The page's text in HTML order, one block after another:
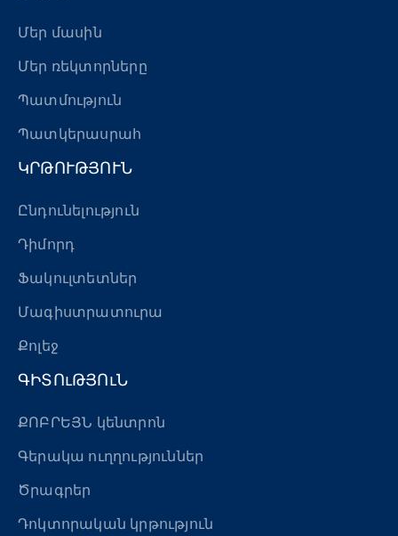
Մեր մասին
Մեր ռեկտորները
Պատմություն
Պատկերասրահ
ԿՐԹՈՒԹՅՈՒՆ
Ընդունելություն
Դիմորդ
Ֆակուլտետներ
Մագիստրատուրա
Քոլեջ
ԳԻՏՈւԹՅՈւՆ
ՔՈԲՐԵՅՆ կենտրոն
Գերակա ուղղություններ
Ծրագրեր
Դոկտորական կրթություն